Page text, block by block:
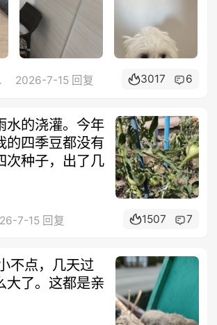
2026-7-15 回复 3017 6
水的浇灌。今年
的四季豆都没有
次种子，出了几
7-15 回复 1507 7
不点，几天过
大了。这都是亲